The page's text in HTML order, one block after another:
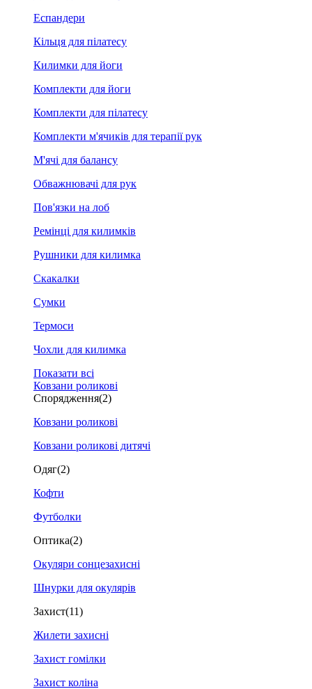
Еспандери
Кільця для пілатесу
Килимки для йоги
Комплекти для йоги
Комплекти для пілатесу
Комплекти м'ячиків для терапії рук
М'ячі для балансу
Обважнювачі для рук
Пов'язки на лоб
Ремінці для килимків
Рушники для килимка
Скакалки
Сумки
Термоси
Чохли для килимка
Показати всі
Ковзани роликові
Спорядження(2)
Ковзани роликові
Ковзани роликові дитячі
Одяг(2)
Кофти
Футболки
Оптика(2)
Окуляри сонцезахисні
Шнурки для окулярів
Захист(11)
Жилети захисні
Захист гомілки
Захист коліна